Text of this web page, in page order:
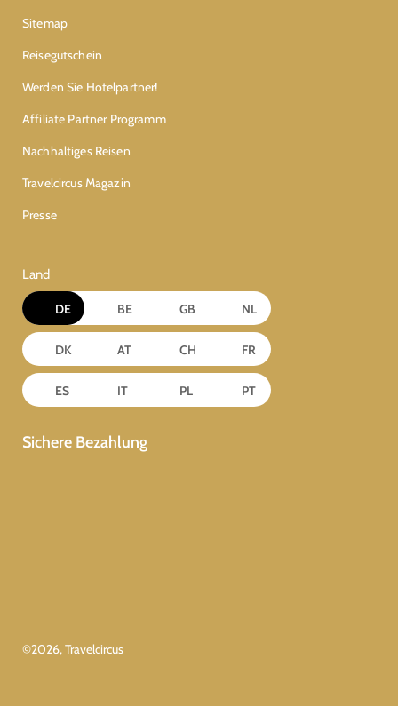
Sitemap
Reisegutschein
Werden Sie Hotelpartner!
Affiliate Partner Programm
Nachhaltiges Reisen
Travelcircus Magazin
Presse
Land
DE BE GB NL
DK AT CH FR
ES IT PL PT
Sichere Bezahlung
©2026, Travelcircus